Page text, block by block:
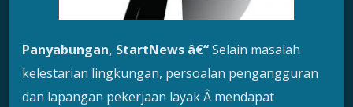
Panyabungan, StartNews â€“Selain masalah
kelestarian lingkungan, persoalan pengangguran
dan lapangan pekerjaan layak Â mendapat